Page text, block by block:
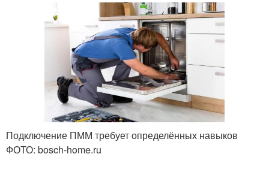
Подключение ПММ требует определённых навыков
ФОТО: bosch-home.ru